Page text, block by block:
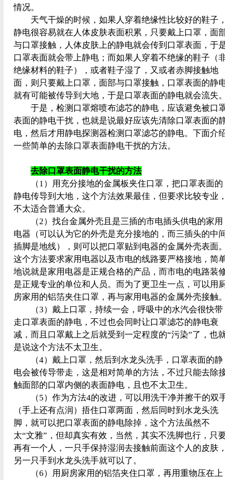
情况。
天气干燥的时候，如果人穿着绝缘性比较好的鞋子
静电很容易就在人体皮肤表面积累，只要戴上口罩，面
与口罩接触，人体皮肤上的静电就会传到口罩表面，于
口罩表面就会带上静电；而如果人穿着不绝缘的鞋子（
绝缘材料的鞋子），或者鞋子湿了，又或者赤脚接触地
面，则只要戴上口罩，面部与口罩接触，口罩表面的静
就有可能被传导到大地，于是口罩表面的静电就会流失
于是，检测口罩熔喷布滤芯的静电，应该避免被口
表面的静电干扰，也就是说最好应该先清除口罩表面的
电，然后才用静电探测器检测口罩滤芯的静电。下面介
一些简单的去除口罩表面静电干扰的方法。
去除口罩表面静电干扰的方法
（1）用充分接地的金属板夹住口罩，把口罩表面的
静电传导到大地，这个方法效果最佳，但要求比较专业
不太适合普通大众。
（2）找台金属外壳且是三插的市电插头供电的家用
电器（可以认为它的外壳是充分接地的，而三插头的中
插脚是地线），则可以把口罩贴到电器的金属外壳表面
这个方法要求家用电器以及市电的线路要严格接地，简
地说就是家用电器是正规合格的产品，而市电的电路装
是正规专业的单位和人员。而为了更卫生一点，可以用
房家用的铝箔夹住口罩，再与家用电器的金属外壳接触
（3）戴上口罩，持续一会，呼吸中的水汽会很快带
走口罩表面的静电，不过也会同时让口罩滤芯的静电衰
减，而且口罩戴上之后就受到一定程度的“污染”了，也
是说这个方法不太卫生。
（4）戴上口罩，然后到水龙头洗手，口罩表面的静
电会被传导带走，这是相对简单的方法，不过只能去除
触面部的口罩内侧的表面静电，且也不太卫生。
（5）作为方法4的改进，可以用洗干净并擦干的双
（手上还有点润）捂住口罩两面，然后同时到水龙头洗
脚，就可以把口罩表面的静电除掉，这个方法虽然不
太“文雅”，但却真实有效，当然，其实不洗脚也行，只
再有一个人，一只手保持湿润去接触前面这个人的皮肤
另一只手到水龙头洗手就可以了。
（6）用厨房家用的铝箔夹住口罩，再用重物压在上